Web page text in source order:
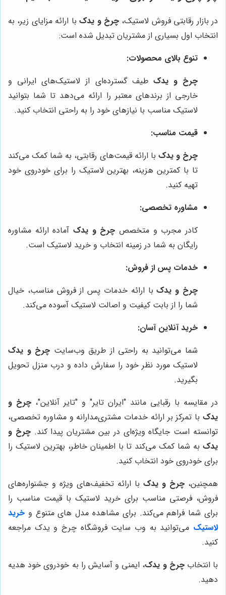
در بازار رقابتی فروش لاستیک،چرخ و یدکبا ارائه مزایای زیر، به
انتخاب اول بسیاری از مشتریان تبدیل شده است:
تنوع بالای محصولات:
چرخ و یدک طیف گسترده‌ای از لاستیک‌های ایرانی و
خارجی از برندهای معتبر را ارائه می‌دهد تا شما بتوانید
لاستیک مناسب با نیازهای خود را به راحتی انتخاب کنید.
قیمت مناسب:
چرخ و یدک با ارائه قیمت‌های رقابتی، به شما کمک می‌کند
تا با کمترین هزینه، بهترین لاستیک را برای خودروی خود
تهیه کنید.
مشاوره تخصصی:
کادر مجرب و متخصص چرخ و یدک آماده ارائه مشاوره
رایگان به شما در زمینه انتخاب و خرید لاستیک است.
خدمات پس از فروش:
چرخ و یدکبا ارائه خدمات پس از فروش مناسب، خیال
شما را از بابت کیفیت و اصالت لاستیک آسوده می‌کند.
خرید آنلاین آسان:
شما می‌توانید به راحتی از طریق وب‌سایت چرخ و یدک
لاستیک مورد نظر خود را سفارش داده و درب منزل تحویل
بگیرید.
در مقایسه با رقبایی مانند "ایران تایر" و "تایر آنلاین"، چرخ و
یدک با تمرکز بر ارائه خدمات مشتری‌مدارانه و مشاوره تخصصی،
توانسته است جایگاه ویژه‌ای در بین مشتریان پیدا کند.چرخ و
یدک به شما کمک می‌کند تا با اطمینان خاطر، بهترین لاستیک را
برای خودروی خود انتخاب کنید.
همچنین، چرخ و یدک با ارائه تخفیف‌های ویژه و جشنواره‌های
فروش، فرصتی مناسب برای خرید لاستیک با قیمت مناسب را
برای شما فراهم می‌کند. برای مشاهده مدل های متنوع و خرید
لاستیک می‌توانید به وب سایت فروشگاه چرخ و یدک مراجعه
کنید.
با انتخابچرخ و یدک، ایمنی و آسایش را به خودروی خود هدیه
دهید.